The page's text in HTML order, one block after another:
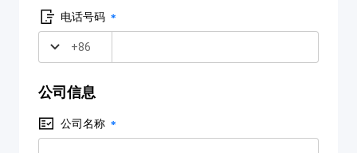
电话号码
+86
公司信息
公司名称